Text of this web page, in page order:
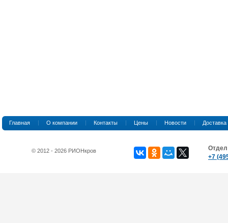
Главная О компании Контакты Цены Новости Доставка
© 2012 - 2026 РИОНкров
+7